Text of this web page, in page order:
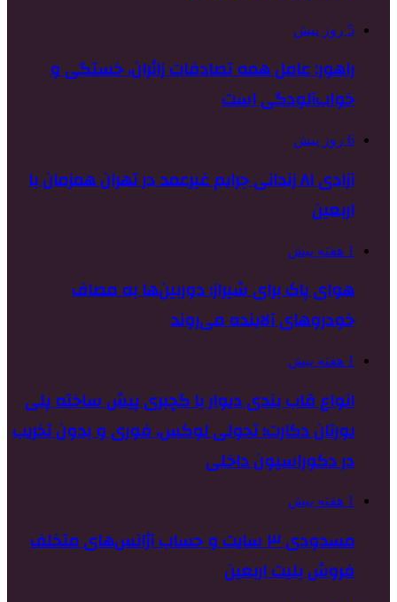
5 روز پیش
راهور: عامل همه تصادفات زائران، خستگی و
خواب‌آلودگی است
6 روز پیش
آزادی ۸۱ زندانی جرایم غیرعمد در تهران همزمان با
اربعین
1 هفته پیش
هوای پاک برای شیراز؛ دوربین‌ها به مصاف
خودروهای آلاینده می‌روند
1 هفته پیش
انواع قاب بندی دیوار با گچبری پیش ساخته پلی
یورتان دکارت؛ تحولی لوکس، فوری و بدون تخریب
در دکوراسیون داخلی
1 هفته پیش
مسدودی ۳ سایت و حساب آژانس‌های متخلف
فروش بلیت اربعین